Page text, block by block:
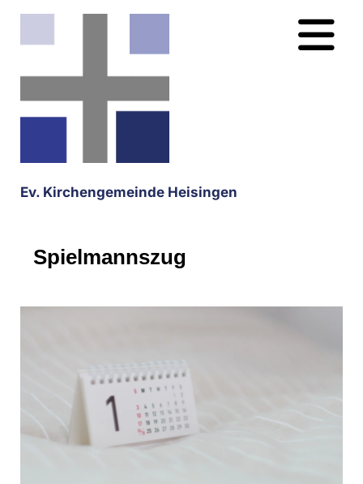
Ev. Kirchengemeinde Heisingen
Spielmannszug